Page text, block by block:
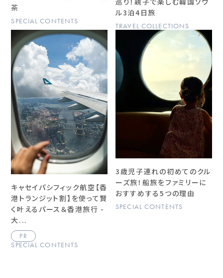
茶
SPECIAL CONTENTS
ル3泊4日旅
TRAVEL COLLECTIONS
キャセイパシフィック航空【香
港トランジット割】を使って賢
く叶えるパース＆香港旅行 -
大...
PR
SPECIAL CONTENTS
3歳児子連れの初めてのクル
ーズ旅！船旅をファミリーに
おすすめする5つの理由
SPECIAL CONTENTS